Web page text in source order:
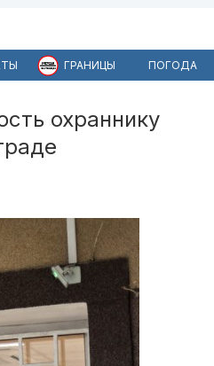
ГРАНИЦЫ ПОГОДА
охраннику